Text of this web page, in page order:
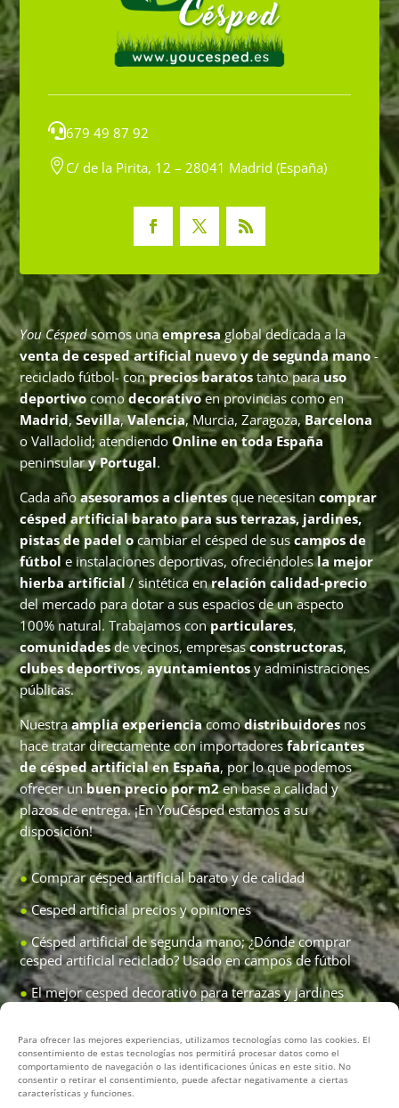
Para ofrecer las mejores experiencias, utilizamos tecnologías como las cookies. El
consentimiento de estas tecnologías nos permitirá procesar datos como el
comportamiento de navegación o las identificaciones únicas en este sitio. No
consentir o retirar el consentimiento, puede afectar negativamente a ciertas
características y funciones.
679 49 87 92
 C/ de la Pirita, 12 – 28041 Madrid (España)
You Céspedsomos unaempresaglobal dedicada a la
venta de cesped artificial nuevo y de segunda mano-
reciclado fútbol- conprecios baratostanto parauso
deportivo comodecorativoen provincias como en
Madrid,Sevilla,Valencia, Murcia, Zaragoza,Barcelona
o Valladolid; atendiendoOnline en toda España
peninsulary Portugal.
Cada añoasesoramos a clientesque necesitancomprar
césped artificial barato para sus terrazas, jardines,
pistas de padel ocambiar el césped de suscampos de
fútbol e instalaciones deportivas, ofreciéndolesla mejor
hierba artificial/ sintética enrelación calidad-precio
del mercado para dotar a sus espacios de un aspecto
100% natural. Trabajamos conparticulares,
comunidadesde vecinos, empresasconstructoras,
clubes deportivos,ayuntamientosy administraciones
públicas.
Nuestraamplia experienciacomodistribuidoresnos
hace tratar directamente con importadoresfabricantes
de césped artificial en España, por lo que podemos
ofrecer unbuen precio por m2en base a calidad y
plazos de entrega. ¡En YouCésped estamos a su
disposición!
● Comprar césped artificial baratoy de calidad
●Cesped artificial precios y opiniones
●Césped artificial de segunda mano;¿Dónde comprar
cesped artificial reciclado?Usado en campos de fútbol
● El mejor cesped decorativo para terrazas y jardines
(servicio integral)
● Sustitución cesped pistas de pádel(cambio antiguo por
nuevo)